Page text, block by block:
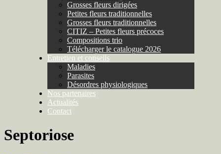
Grosses fleurs dirigées
Petites fleurs traditionnelles
Grosses fleurs traditionnelles
CITIZ – Petites fleurs précoces
Compositions trio
Télécharger le catalogue 2026
Entretien et conseils
Maladies
Parasites
Désordres physiologiques
Nos partenaires
Actualités
Contact
Septoriose